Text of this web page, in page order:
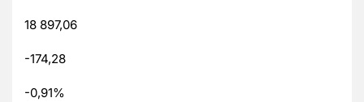
18 897,06
-174,28
-0,91%